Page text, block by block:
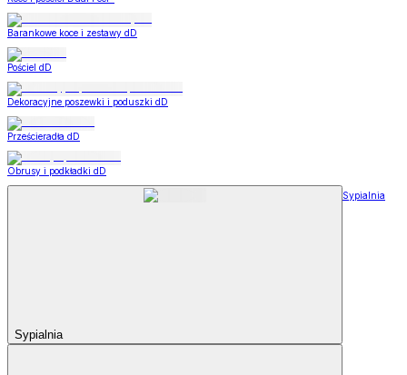
Barankowe koce i zestawy dD
Pościel dD
Dekoracyjne poszewki i poduszki dD
Prześcieradła dD
Obrusy i podkładki dD
Sypialnia
Sypialnia